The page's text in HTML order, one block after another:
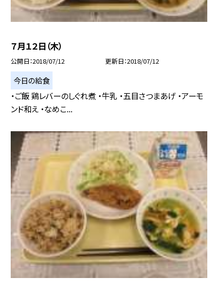
７月１２日（木）
公開日 2018/07/12 更新日 2018/07/12
今日の給食
・ご飯 鶏レバーのしぐれ煮 ・牛乳 ・五目さつまあげ ・アーモ
ンド和え ・なめこ...